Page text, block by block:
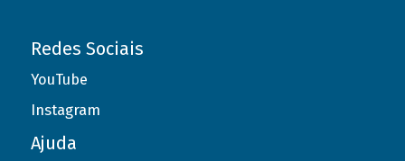
Redes Sociais
YouTube
Instagram
Ajuda